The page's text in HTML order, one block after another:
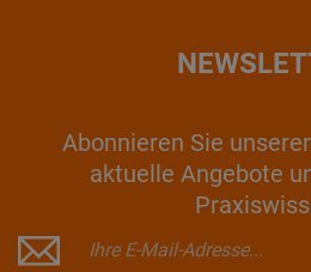
Abonnieren Sie
aktuelle Angebote